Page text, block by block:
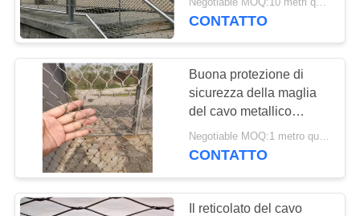
Maglia nera del
cavo metallico
dell'ossido
14
inossidabile per il infill
Negotiable MOQ:10 metri quadrati
CONTATTO
Buona protezione di
sicurezza della maglia
del cavo metallico
dell'acciaio inossidabile
di flessibilità 4mm
Negotiable MOQ:1 metro quadro
CONTATTO
Il reticolato del cavo